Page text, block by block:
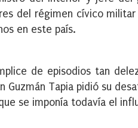
del régimen cívico
en este país.
de episodios tan
Guzmán Tapia pidió su
se imponía todavía el